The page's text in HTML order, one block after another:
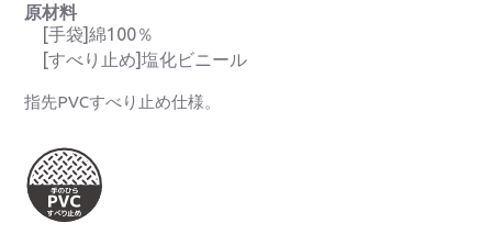
原材料
[手袋]綿100％
[すべり止め]塩化ビニール
指先PVCすべり止め仕様。